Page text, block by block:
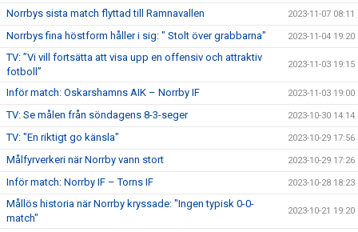
Norrbys sista match flyttad till Ramnavallen 2023-11-07 08:11
Norrbys fina höstform håller i sig: " Stolt över grabbarna" 2023-11-04 19:20
TV: ”Vi vill fortsätta att visa upp en offensiv och attraktiv
fotboll”
2023-11-03 19:15
Inför match: Oskarshamns AIK – Norrby IF 2023-11-03 19:00
TV: Se målen från söndagens 8-3-seger 2023-10-30 14:14
TV: "En riktigt go känsla" 2023-10-29 17:56
Målfyrverkeri när Norrby vann stort 2023-10-29 17:26
Inför match: Norrby IF – Torns IF 2023-10-28 18:23
Mållös historia när Norrby kryssade: "Ingen typisk 0-0-
match"
2023-10-21 19:20